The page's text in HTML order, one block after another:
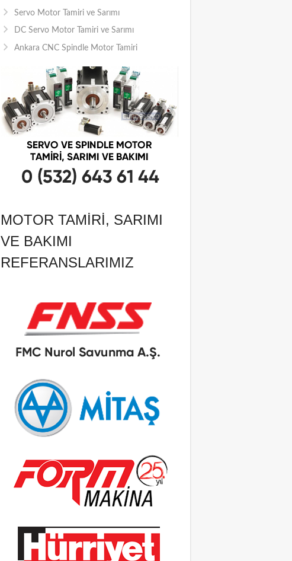
Servo Motor Tamiri ve Sarımı
DC Servo Motor Tamiri ve Sarımı
Ankara CNC Spindle Motor Tamiri
MOTOR TAMIRI, SARIMI
VE BAKIMI
REFERANSLARIMIZ